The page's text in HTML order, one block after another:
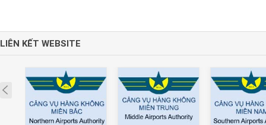
LIÊN KẾT WEBSITE
Prev